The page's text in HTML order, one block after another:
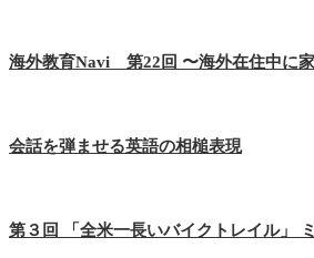
海外教育Navi 第22回 〜海外在住中に
会話を弾ませる英語の相槌表現
第３回 「全米一長いバイクトレイル」